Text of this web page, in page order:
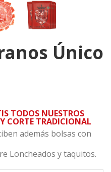
Único
TODOS NUESTROS
CORTE TRADICIONAL
además bolsas con
Loncheados y taquitos.